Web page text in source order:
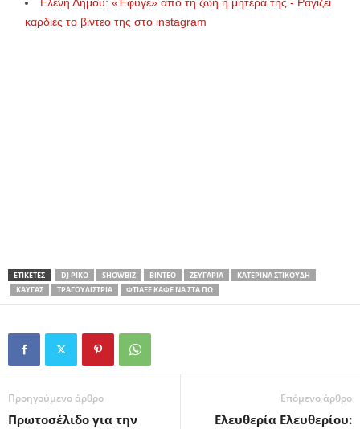
καρδιές το βίντεο της στο instagram
ΕΤΙΚΕΤΕΣ DJ ΡΊΚΟ SHOWBIZ ΒΊΝΤΕΟ ΖΕΥΓΆΡΙΑ
ΚΑΤΕΡΊΝΑ ΣΤΙΚΟΎΔΗ
ΚΑΥΓΆΣ
ΤΡΑΓΟΥΔΊΣΤΡΙΑ ΦΤΙΆΞΕ ΚΑΦΈ ΝΑ ΣΤΑ ΠΩ
Προηγούμενο άρθρο
Πρωτοσέλιδο για την
Επόμενο άρθρο
Ελευθερία Ελευθερίου: